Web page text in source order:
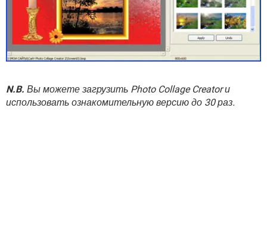
N.B. Вы можете загрузить Photo Collage Creator и
использовать ознакомительную версию до 30 раз.